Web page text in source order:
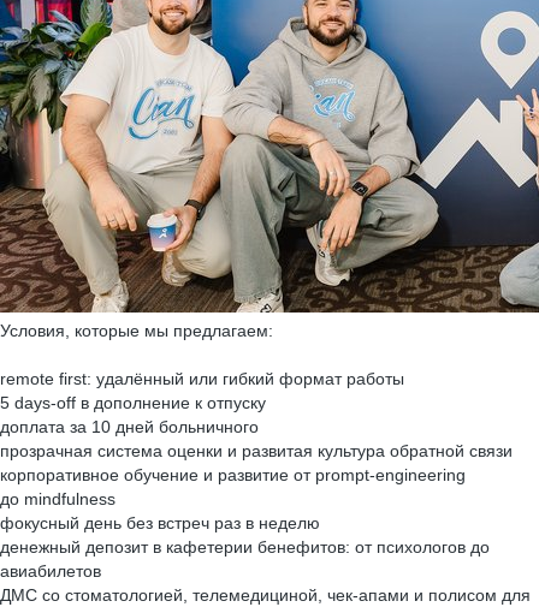
Условия, которые мы предлагаем:
remote first: удалённый или гибкий формат работы
5 days-off в дополнение к отпуску
доплата за 10 дней больничного
прозрачная система оценки и развитая культура обратной связи
корпоративное обучение и развитие от prompt-engineering
до mindfulness
фокусный день без встреч раз в неделю
денежный депозит в кафетерии бенефитов: от психологов до
авиабилетов
ДМС со стоматологией, телемедициной, чек-апами и полисом для